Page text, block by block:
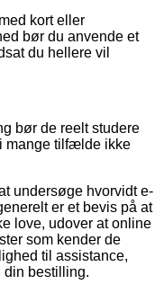
kort eller
bør du anvende et
du hellere vil
bør de reelt studere
mange tilfælde ikke
undersøge hvorvidt e-
er et bevis på at
love, udover at online
som kender de
til assistance,
din bestilling.